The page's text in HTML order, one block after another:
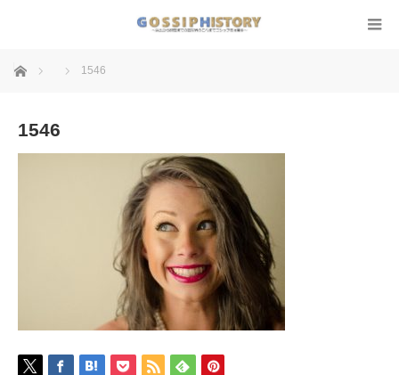
ホーム 1546
1546